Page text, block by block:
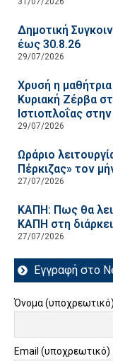
Δημοτική
έως 30.8.26
29/07/2026
Χρυσή η
Κυριακή Ζέρβα
Ιστιοπλοΐας
29/07/2026
Ωράριο
Πέρκιζας» τον
27/07/2026
ΚΑΠΗ: Πως θα
ΚΑΠΗ στη
27/07/2026
Εγγραφή στο
Όνομα (υποχρεωτικό)
Email (υποχρεωτικό)